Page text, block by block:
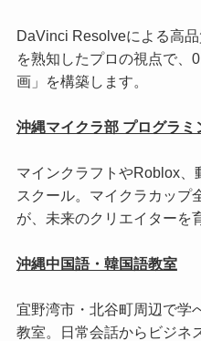
DaVinci Resolveによる高
を熟知したプロの視点で、
画」を構築します。
沖縄マイクラ部 プログラ
マインクラフトやRoblox、
スクール。マイクラカップ
が、未来のクリエイターを
沖縄中国語・韓国語教室
宜野湾市・北谷町周辺で学
教室。日常会話からビジネ